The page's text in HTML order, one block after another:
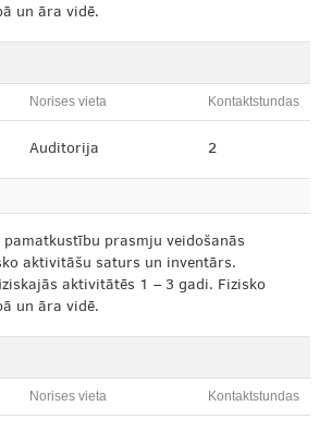
un āra vidē.
Norises vieta Kontaktstundas
Auditorija 2
pamatkustību prasmju veidošanās
aktivitāšu saturs un inventārs.
aktivitātēs 1 – 3 gadi. Fizisko
un āra vidē.
Norises vieta Kontaktstundas